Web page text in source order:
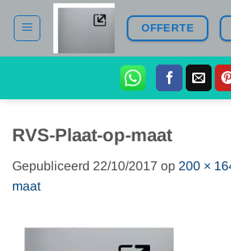
naar
OFFERTE
RVS-Plaat-op-maat
Gepubliceerd 22/10/2017 op 200 ×
maat